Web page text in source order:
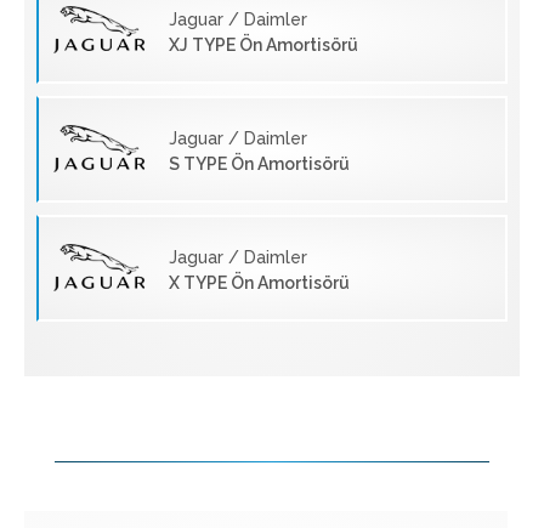
Jaguar / Daimler
XJ TYPE Ön Amortisörü
Jaguar / Daimler
S TYPE Ön Amortisörü
Jaguar / Daimler
X TYPE Ön Amortisörü